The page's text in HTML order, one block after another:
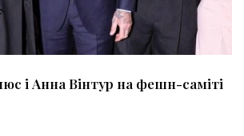
і Анна Вінтур на фешн-саміті